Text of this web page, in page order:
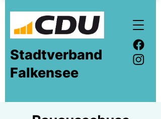
Stadtverband
Falkensee